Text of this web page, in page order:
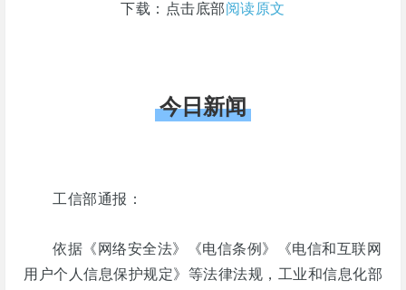
下载：点击底部阅读原文
今日新闻
工信部通报：
依据《网络安全法》《电信条例》《电信和互联网
用户个人信息保护规定》等法律法规，工业和信息化部